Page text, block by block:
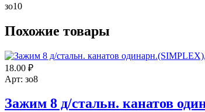
зо10
Похожие товары
18.00 ₽
Арт: зо8
Зажим 8 д/стальн. канатов